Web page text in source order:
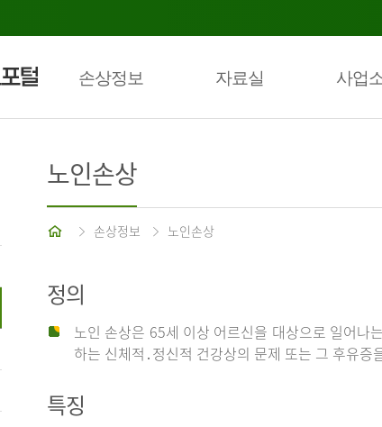
손상정보 자료실 사업
노인손상
홈 손상정보 노인손상
정의
노인 손상은 65세 이상 어르신을 대상으로 일어나
하는 신체적․정신적 건강상의 문제 또는 그 후유증
특징